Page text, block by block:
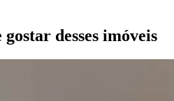
desses imóveis